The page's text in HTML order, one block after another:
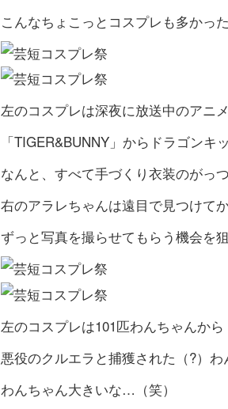
こんなちょこっとコスプレも多かった
左のコスプレは深夜に放送中のアニメ
「TIGER&BUNNY」からドラゴンキッ
なんと、すべて手づくり衣装のがっ
右のアラレちゃんは遠目で見つけて
ずっと写真を撮らせてもらう機会を
左のコスプレは101匹わんちゃんから
悪役のクルエラと捕獲された（?）わ
わんちゃん大きいな…（笑）